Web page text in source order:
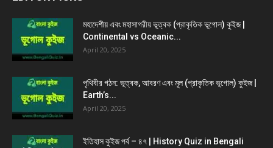
মহাদেশীয় এবং মহাসাগরীয় ভূত্বক (প্রাকৃতিক ভূগোল) কুইজ |
Continental vs Oceanic...
April 20, 2025
পৃথিবীর গঠন: ভূত্বক, আবরণ এবং মূল (প্রাকৃতিক ভূগোল) কুইজ |
Earth’s...
April 20, 2025
ইতিহাস কুইজ পর্ব – ৪৭ | History Quiz in Bengali